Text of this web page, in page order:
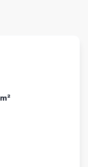
m²